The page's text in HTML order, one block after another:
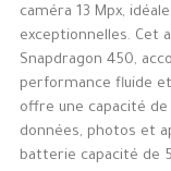
caméra 13 Mpx,
exceptionnelles. Cet
Snapdragon 450,
performance fluide
offre une capacité de
données, photos et
batterie capacité de